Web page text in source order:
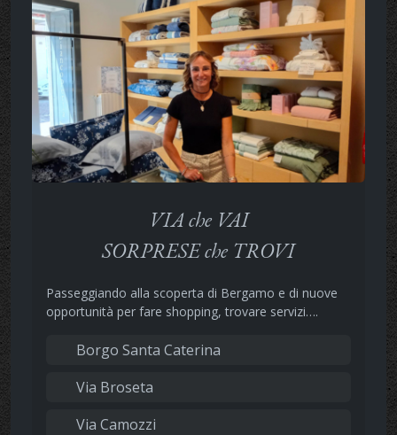
VIA che VAI
SORPRESE che TROVI
Passeggiando alla scoperta di Bergamo e di nuove
opportunità per fare shopping, trovare servizi….
Borgo Santa Caterina
Via Broseta
Via Camozzi